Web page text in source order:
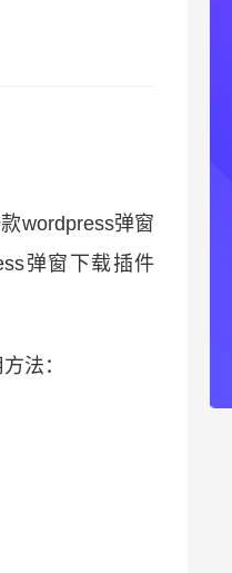
wordpress弹窗
弹窗下载插件
法：